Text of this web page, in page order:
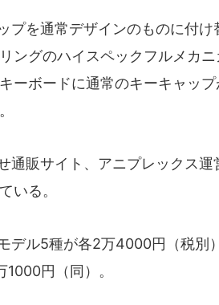
プを通常デザインのものに付
ングのハイスペックフルメカ
ーボードに通常のキーキャッ
通販サイト、アニプレックス
いる。
デル5種が各2万4000円（税別
円（同）。